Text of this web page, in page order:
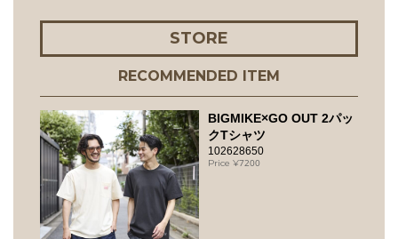
STORE
RECOMMENDED ITEM
BIGMIKE×GO OUT 2パッ
クTシャツ
102628650
7200